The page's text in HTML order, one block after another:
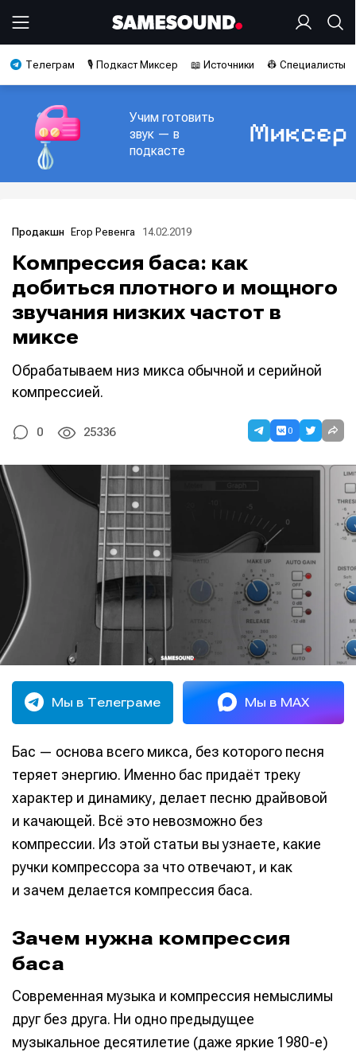
Телеграм 🎙️ Подкаст Миксер 📖 Источники 👷 Специалисты
Учим готовить
звук — в
подкасте
Продакшн Егор Ревенга 14.02.2019
Компрессия баса: как
добиться плотного и мощного
звучания низких частот в
миксе
Обрабатываем низ микса обычной и серийной
компрессией.
0 25336 0
Мы в Телеграме Мы в MAX
Бас — основа всего микса, без которого песня
теряет энергию. Именно бас придаёт треку
характер и динамику, делает песню драйвовой
и качающей. Всё это невозможно без
компрессии. Из этой статьи вы узнаете, какие
ручки компрессора за что отвечают, и как
и зачем делается компрессия баса.
Зачем нужна компрессия
баса
Современная музыка и компрессия немыслимы
друг без друга. Ни одно предыдущее
музыкальное десятилетие (даже яркие 1980-е)